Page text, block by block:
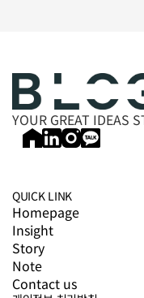
YOUR GREAT IDEAS
QUICK LINK
Homepage
Insight
Story
Note
Contact us